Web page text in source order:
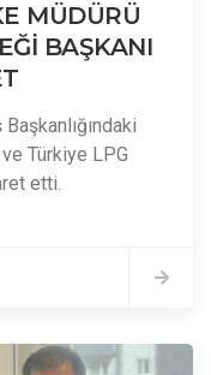
MÜDÜRÜ
BAŞKANI
Türkiye LPG
etti.